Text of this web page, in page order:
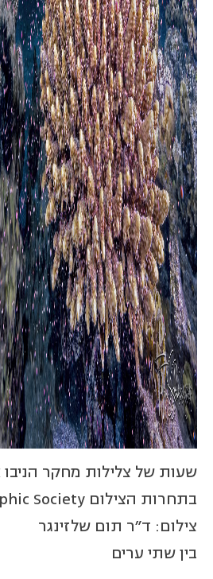
שעות של צלילות מחקר
צילום: ד"ר תום שלזינגר
בין שתי ערים